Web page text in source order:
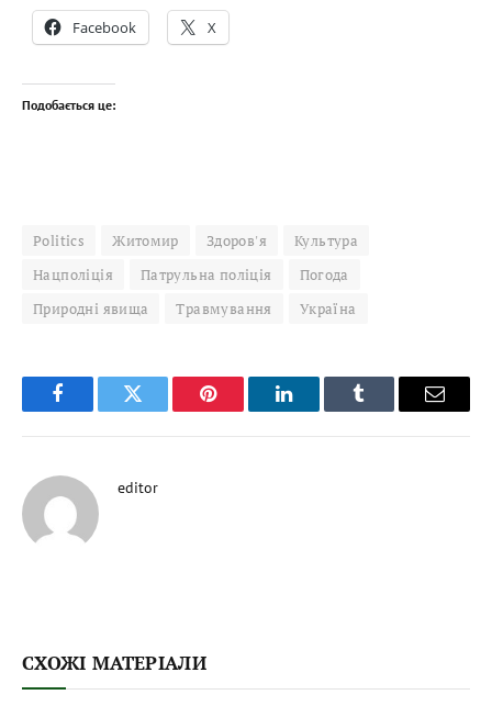
Facebook X
Подобається це:
Politics Житомир Здоров'я
Культура
Нацполіція
Патрульна поліція
Погода
Природні явища
Травмування Україна
FacebookTwitter Pinterest LinkedInTumblr Email
editor
СХОЖІ МАТЕРІАЛИ